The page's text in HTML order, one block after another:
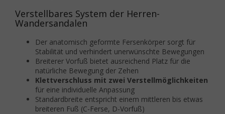
Verstellbares System der Herren-
Wandersandalen
Der anatomisch geformte Fersenkörper sorgt für
Stabilität und verhindert unerwünschte Bewegungen
Breiterer Vorfuß bietet ausreichend Platz für die
natürliche Bewegung der Zehen
Klettverschluss mit zwei Verstellmöglichkeiten
für eine individuelle Anpassung
Standardbreite entspricht einem mittleren bis etwas
breiteren Fuß (C-Ferse, D-Vorfuß)